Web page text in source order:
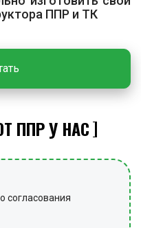
очищают от
выполняют
уборку территории от
технические
ППР и ТК
ППР У НАС
согласования